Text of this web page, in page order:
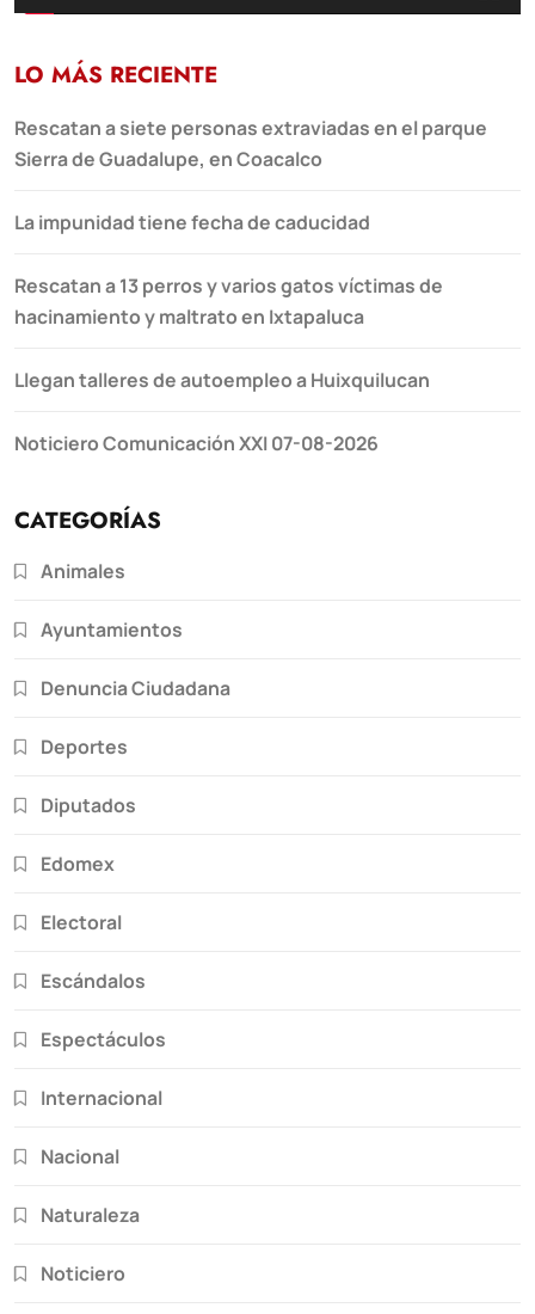
LO MÁS RECIENTE
Rescatan a siete personas extraviadas en el parque
Sierra de Guadalupe, en Coacalco
La impunidad tiene fecha de caducidad
Rescatan a 13 perros y varios gatos víctimas de
hacinamiento y maltrato en Ixtapaluca
Llegan talleres de autoempleo a Huixquilucan
Noticiero Comunicación XXI 07-08-2026
CATEGORÍAS
Animales
Ayuntamientos
Denuncia Ciudadana
Deportes
Diputados
Edomex
Electoral
Escándalos
Espectáculos
Internacional
Nacional
Naturaleza
Noticiero